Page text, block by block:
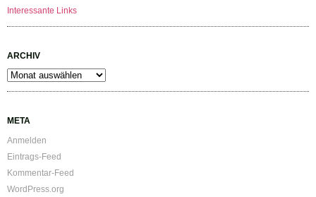
Interessante Links
ARCHIV
Archiv
META
Anmelden
Eintrags-Feed
Kommentar-Feed
WordPress.org